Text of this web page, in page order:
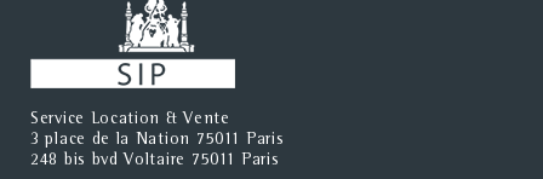
Service Location & Vente
3 place de la Nation 75011 Paris
248 bis bvd Voltaire 75011 Paris